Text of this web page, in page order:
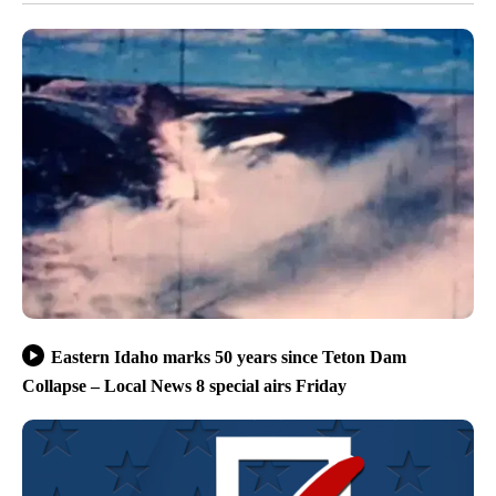
Eastern Idaho marks 50 years since Teton Dam
Collapse – Local News 8 special airs Friday